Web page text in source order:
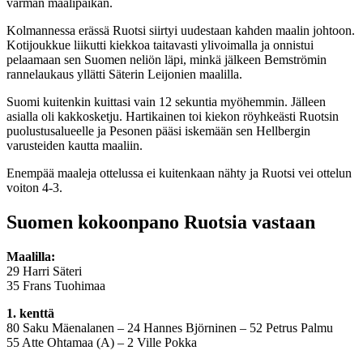
varman maalipaikan.
Kolmannessa erässä Ruotsi siirtyi uudestaan kahden maalin johtoon.
Kotijoukkue liikutti kiekkoa taitavasti ylivoimalla ja onnistui
pelaamaan sen Suomen neliön läpi, minkä jälkeen Bemströmin
rannelaukaus yllätti Säterin Leijonien maalilla.
Suomi kuitenkin kuittasi vain 12 sekuntia myöhemmin. Jälleen
asialla oli kakkosketju. Hartikainen toi kiekon röyhkeästi Ruotsin
puolustusalueelle ja Pesonen pääsi iskemään sen Hellbergin
varusteiden kautta maaliin.
Enempää maaleja ottelussa ei kuitenkaan nähty ja Ruotsi vei ottelun
voiton 4-3.
Suomen kokoonpano Ruotsia vastaan
Maalilla:
29 Harri Säteri
35 Frans Tuohimaa
1. kenttä
80 Saku Mäenalanen – 24 Hannes Björninen – 52 Petrus Palmu
55 Atte Ohtamaa (A) – 2 Ville Pokka